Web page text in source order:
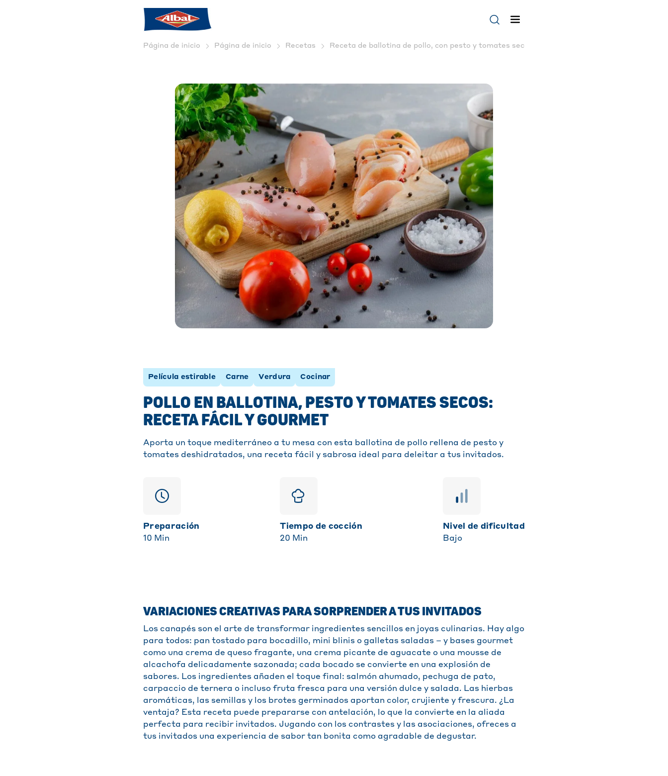
Página de inicio Página de inicio Recetas Receta de ballotina de pollo, con pesto y tomates secos | Albal
Película estirable Carne Verdura Cocinar
POLLO EN BALLOTINA, PESTO Y TOMATES SECOS:
RECETA FÁCIL Y GOURMET
Aporta un toque mediterráneo a tu mesa con esta ballotina de pollo rellena de pesto y
tomates deshidratados, una receta fácil y sabrosa ideal para deleitar a tus invitados.
Preparación
10 Min
Tiempo de cocción
20 Min
Nivel de dificultad
Bajo
VARIACIONES CREATIVAS PARA SORPRENDER A TUS INVITADOS
Los canapés son el arte de transformar ingredientes sencillos en joyas culinarias. Hay algo
para todos: pan tostado para bocadillo, mini blinis o galletas saladas – y bases gourmet
como una crema de queso fragante, una crema picante de aguacate o una mousse de
alcachofa delicadamente sazonada; cada bocado se convierte en una explosión de
sabores. Los ingredientes añaden el toque final: salmón ahumado, pechuga de pato,
carpaccio de ternera o incluso fruta fresca para una versión dulce y salada. Las hierbas
aromáticas, las semillas y los brotes germinados aportan color, crujiente y frescura. ¿La
ventaja? Esta receta puede prepararse con antelación, lo que la convierte en la aliada
perfecta para recibir invitados. Jugando con los contrastes y las asociaciones, ofreces a
tus invitados una experiencia de sabor tan bonita como agradable de degustar.